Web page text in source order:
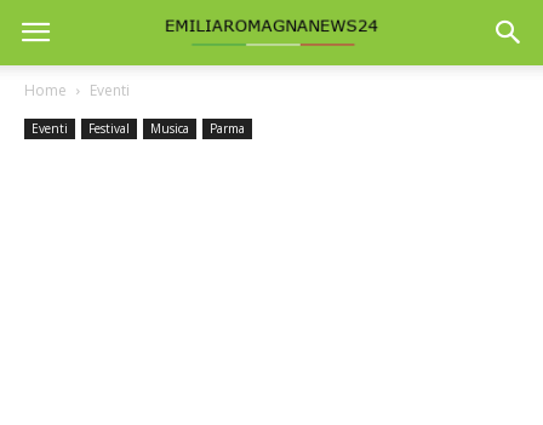
Home Eventi
Eventi Festival Musica Parma